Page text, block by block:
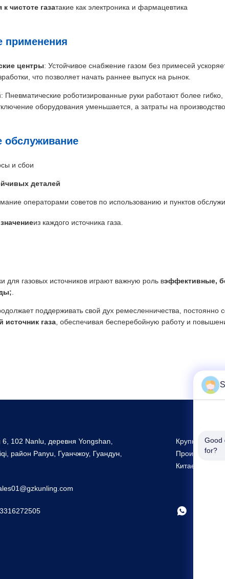
чистоте газатакие как электроника и фармацевтика
применения
центры: Устойчивое снабжение газом без примесей
что позволяет начать раннее выпуск на рынок.
: Пневматические роботизированные руки работают более
оборудования уменьшается, а затраты на
обслуживание
и сбои
деталей
операторами советов по использованию и пунктов
из каждого источника газа.
газовых источников играют важную роль вэффективные,
поддерживать свой дух ремесленничества, постоянно
источник газа , обеспечивая бесперебойную работу и
6, 102 Nanlu, деревня Yongshan,
район Panyu, Гуанчжоу, Гуандун,
Крупнейшие
Китае
Good
for?